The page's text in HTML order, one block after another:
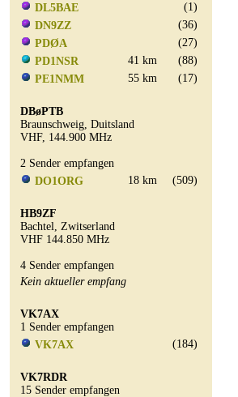
DL5BAE
(1)
DN9ZZ
(36)
PDØA
(27)
PD1NSR
41 km
(88)
PE1NMM
55 km (17)
DBøPTB
Braunschweig, Duitsland
VHF, 144.900 MHz
2 Sender empfangen
DO1ORG
18 km (509)
HB9ZF
Bachtel, Zwitserland
VHF 144.850 MHz
4 Sender empfangen
Kein aktueller empfang
VK7AX
1 Sender empfangen
VK7AX
(184)
VK7RDR
15 Sender empfangen